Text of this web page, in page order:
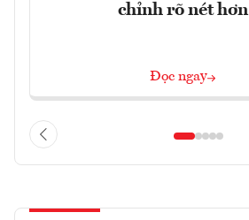
chỉnh rõ nét hơn
Đọc ngay